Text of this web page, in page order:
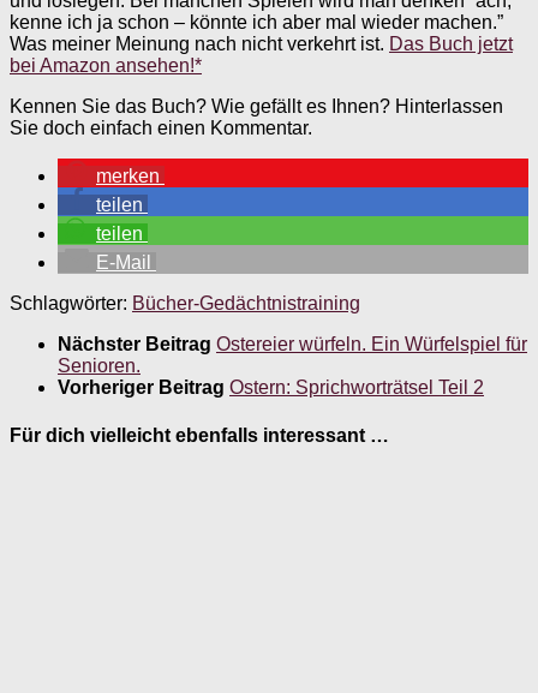
kenne ich ja schon – könnte ich aber mal wieder machen.”
Was meiner Meinung nach nicht verkehrt ist. Das Buch jetzt
bei Amazon ansehen!*
Kennen Sie das Buch? Wie gefällt es Ihnen? Hinterlassen
Sie doch einfach einen Kommentar.
merken
teilen
teilen
E-Mail
Schlagwörter: Bücher-Gedächtnistraining
Nächster Beitrag Ostereier würfeln. Ein Würfelspiel für
Senioren.
Vorheriger Beitrag Ostern: Sprichworträtsel Teil 2
Für dich vielleicht ebenfalls interessant …